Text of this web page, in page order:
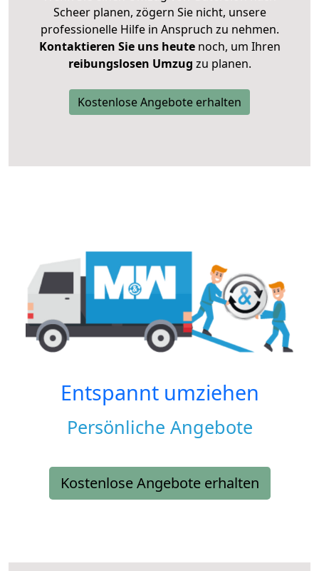
Scheer planen, zögern Sie nicht, unsere
professionelle Hilfe in Anspruch zu nehmen.
Kontaktieren Sie uns heutenoch, um Ihren
reibungslosen Umzug zu planen.
Kostenlose Angebote erhalten
Entspannt umziehen
Persönliche Angebote
Kostenlose Angebote erhalten